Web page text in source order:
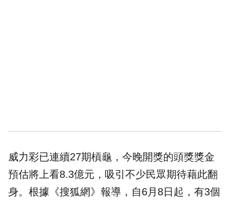
威力彩已連續27期槓龜，今晚開獎的頭獎獎金
預估將上看8.3億元，吸引不少民眾期待藉此翻
身。根據《搜狐網》報導，自6月8日起，有3個